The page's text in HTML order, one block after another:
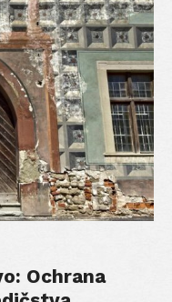
Ochrana